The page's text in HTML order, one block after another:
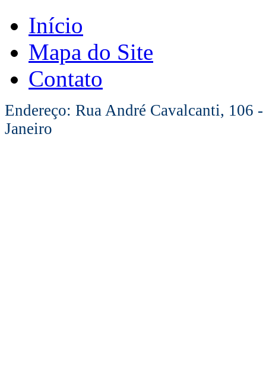
Início
Mapa do Site
Contato
Endereço: Rua André Cavalcanti, 106
Janeiro